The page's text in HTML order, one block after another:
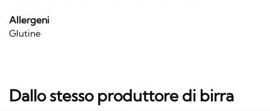
Allergeni
Glutine
Dallo stesso produttore di birra